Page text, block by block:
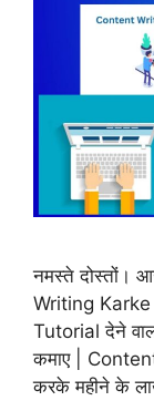
नमस्ते दोस्तों।
Writing
Tutorial देने
कमाए |
करके महीने के